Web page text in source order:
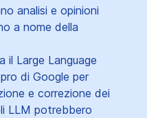
analisi e opinioni
a nome della
il Large Language
di Google per
e correzione dei
LLM potrebbero